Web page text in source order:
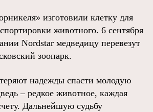
изготовили клетку для
животного. 6 сентября
Nordstar медведицу перевезут
зоопарк.
надежды спасти молодую
– редкое животное, каждая
Дальнейшую судьбу